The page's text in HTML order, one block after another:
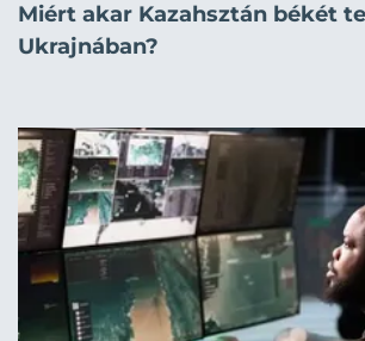
Miért akar Kazahsztán békét
Ukrajnában?